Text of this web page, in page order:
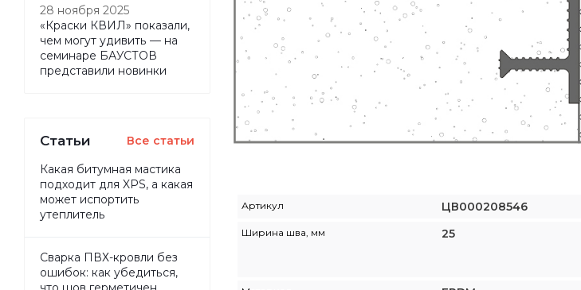
Артикул ЦВ000208546
Ширина шва, мм 25
28 ноября 2025
«Краски КВИЛ» показали,
чем могут удивить — на
семинаре БАУСТОВ
представили новинки
Статьи Все статьи
Какая битумная мастика
подходит для XPS, а какая
может испортить
утеплитель
Сварка ПВХ-кровли без
ошибок: как убедиться,